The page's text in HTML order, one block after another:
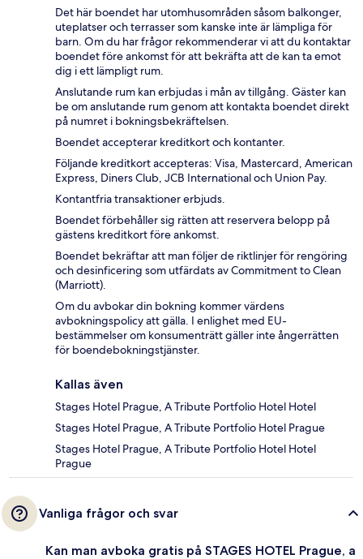
Det här boendet har utomhusområden såsom balkonger,
uteplatser och terrasser som kanske inte är lämpliga för
barn. Om du har frågor rekommenderar vi att du kontaktar
boendet före ankomst för att bekräfta att de kan ta emot
dig i ett lämpligt rum.
Anslutande rum kan erbjudas i mån av tillgång. Gäster kan
be om anslutande rum genom att kontakta boendet direkt
på numret i bokningsbekräftelsen.
Boendet accepterar kreditkort och kontanter.
Följande kreditkort accepteras: Visa, Mastercard, American
Express, Diners Club, JCB International och Union Pay.
Kontantfria transaktioner erbjuds.
Boendet förbehåller sig rätten att reservera belopp på
gästens kreditkort före ankomst.
Boendet bekräftar att man följer de riktlinjer för rengöring
och desinficering som utfärdats av Commitment to Clean
(Marriott).
Om du avbokar din bokning kommer värdens
avbokningspolicy att gälla. I enlighet med EU-
bestämmelser om konsumenträtt gäller inte ångerrätten
för boendebokningstjänster.
Kallas även
Stages Hotel Prague, A Tribute Portfolio Hotel Hotel
Stages Hotel Prague, A Tribute Portfolio Hotel Prague
Stages Hotel Prague, A Tribute Portfolio Hotel Hotel
Prague
Vanliga frågor och svar
Kan man avboka gratis på STAGES HOTEL Prague, a